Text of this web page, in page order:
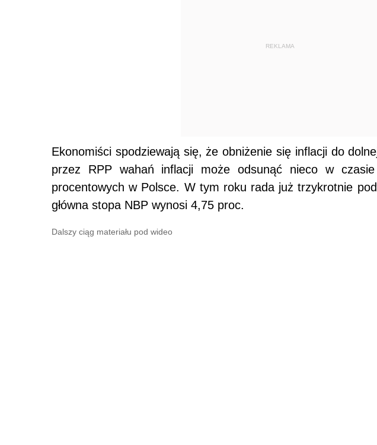
REKLAMA
Ekonomiści spodziewają się, że obniżenie się inflacji do
przez RPP wahań inflacji może odsunąć nieco w
procentowych w Polsce. W tym roku rada już trzykrotnie
główna stopa NBP wynosi 4,75 proc.
Dalszy ciąg materiału pod wideo